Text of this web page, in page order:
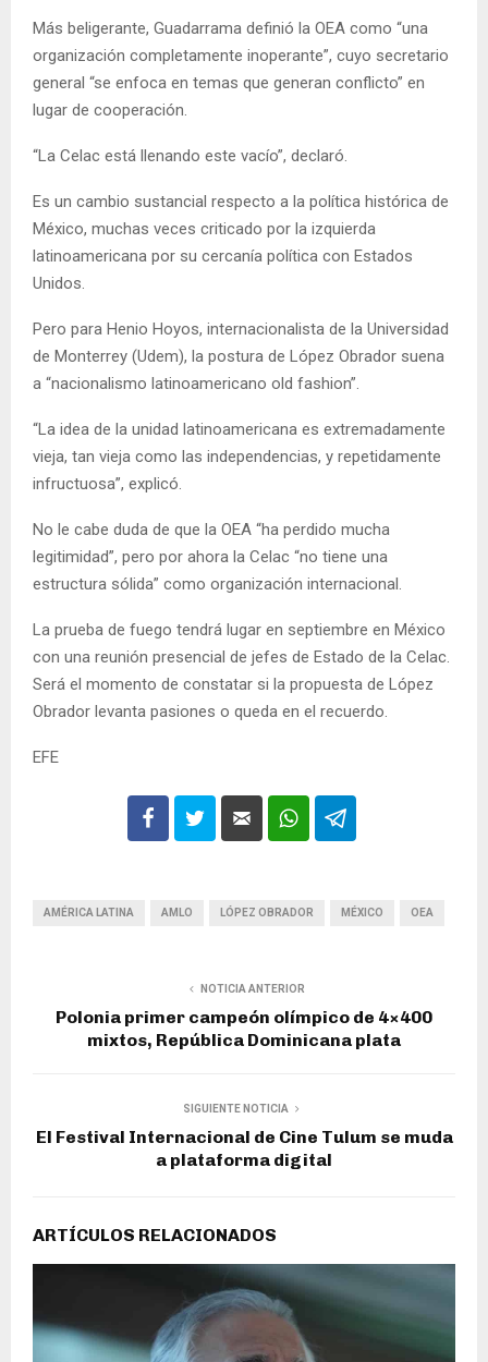
Más beligerante, Guadarrama definió la OEA como “una
organización completamente inoperante”, cuyo secretario
general “se enfoca en temas que generan conflicto” en
lugar de cooperación.
“La Celac está llenando este vacío”, declaró.
Es un cambio sustancial respecto a la política histórica de
México, muchas veces criticado por la izquierda
latinoamericana por su cercanía política con Estados
Unidos.
Pero para Henio Hoyos, internacionalista de la Universidad
de Monterrey (Udem), la postura de López Obrador suena
a “nacionalismo latinoamericano old fashion”.
“La idea de la unidad latinoamericana es extremadamente
vieja, tan vieja como las independencias, y repetidamente
infructuosa”, explicó.
No le cabe duda de que la OEA “ha perdido mucha
legitimidad”, pero por ahora la Celac “no tiene una
estructura sólida” como organización internacional.
La prueba de fuego tendrá lugar en septiembre en México
con una reunión presencial de jefes de Estado de la Celac.
Será el momento de constatar si la propuesta de López
Obrador levanta pasiones o queda en el recuerdo.
EFE
AMÉRICA LATINA AMLO LÓPEZ OBRADOR MÉXICO OEA
NOTICIA ANTERIOR
Polonia primer campeón olímpico de 4×400
mixtos, República Dominicana plata
SIGUIENTE NOTICIA
El Festival Internacional de Cine Tulum se muda
a plataforma digital
ARTÍCULOS RELACIONADOS